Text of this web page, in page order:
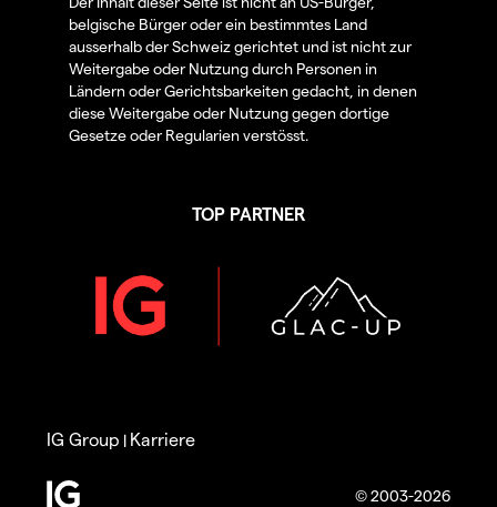
belgische Bürger oder ein bestimmtes Land
ausserhalb der Schweiz gerichtet und ist nicht zur
Weitergabe oder Nutzung durch Personen in
Ländern oder Gerichtsbarkeiten gedacht, in denen
diese Weitergabe oder Nutzung gegen dortige
Gesetze oder Regularien verstösst.
TOP PARTNER
© 2003-2026
IG Group | Karriere